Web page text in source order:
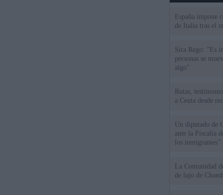
España impone
de Italia tras el
Sira Rego: "Es
personas se
algo"
Rutas,
a Ceuta desde
Un diputado de
ante la Fiscalía
los inmigrantes”
La Comunidad
de lujo de